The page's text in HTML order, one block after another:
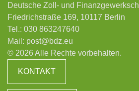
Deutsche Zoll- und
Friedrichstraße 169, 10117 Berlin
Tel.: 030 863247640
Mail: post@bdz.eu
© 2026 Alle Rechte vorbehalten.
KONTAKT